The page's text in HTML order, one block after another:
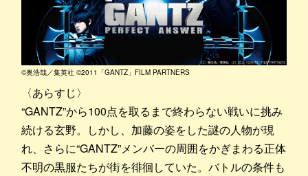
©奥浩哉／集英社 ©2011「GANTZ」FILM PARTNERS
〈あらすじ〉
“GANTZ”から100点を取るまで終わらない戦いに挑み
続ける玄野。しかし、加藤の姿をした謎の人物が現
れ、さらに“GANTZ”メンバーの周囲をかぎまわる正体
不明の黒服たちが街を徘徊していた。バトルの条件も